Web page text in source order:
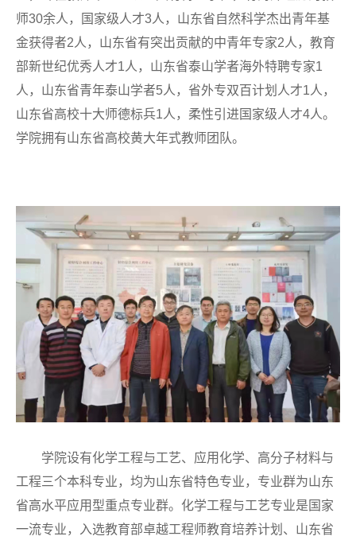
师30余人，国家级人才3人，山东省自然科学杰出青年基
金获得者2人，山东省有突出贡献的中青年专家2人，教育
部新世纪优秀人才1人，山东省泰山学者海外特聘专家1
人，山东省青年泰山学者5人，省外专双百计划人才1人，
山东省高校十大师德标兵1人，柔性引进国家级人才4人。
学院拥有山东省高校黄大年式教师团队。
学院设有化学工程与工艺、应用化学、高分子材料与
工程三个本科专业，均为山东省特色专业，专业群为山东
省高水平应用型重点专业群。化学工程与工艺专业是国家
一流专业，入选教育部卓越工程师教育培养计划、山东省